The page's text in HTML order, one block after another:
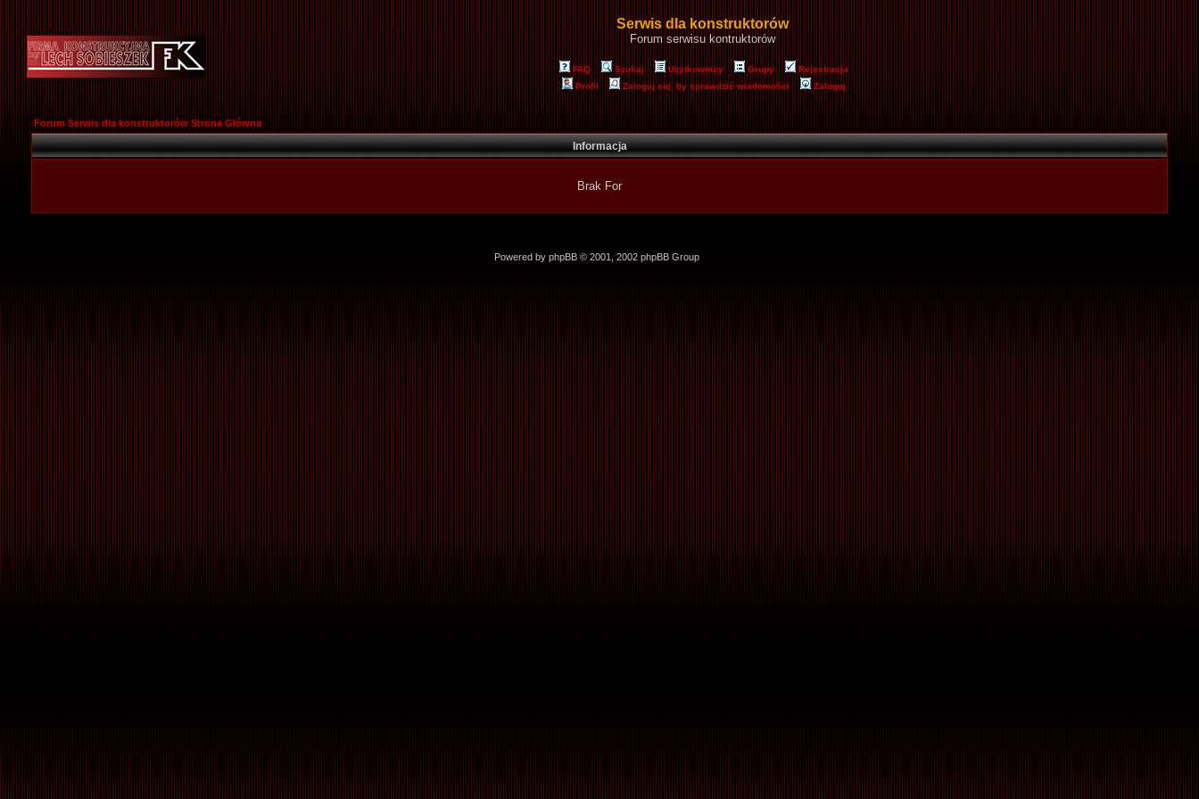
Serwis dla konstruktorów
Forum serwisu kontruktorów
FAQ Szukaj Użytkownicy Grupy
Rejestracja
Profil
Zaloguj się, by sprawdzić wiadomości Zaloguj
Forum Serwis dla konstruktorów Strona Główna
Informacja
Brak For
Powered by phpBB © 2001, 2002 phpBB Group